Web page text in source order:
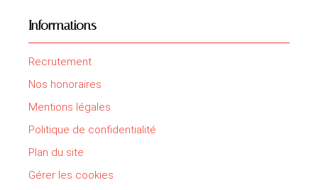
Informations
Recrutement
Nos honoraires
Mentions légales
Politique de confidentialité
Plan du site
Gérer les cookies